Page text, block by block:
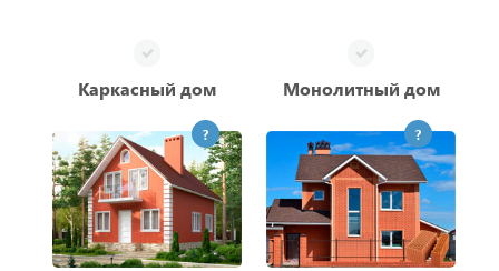
Каркасный дом Монолитный дом
? ?